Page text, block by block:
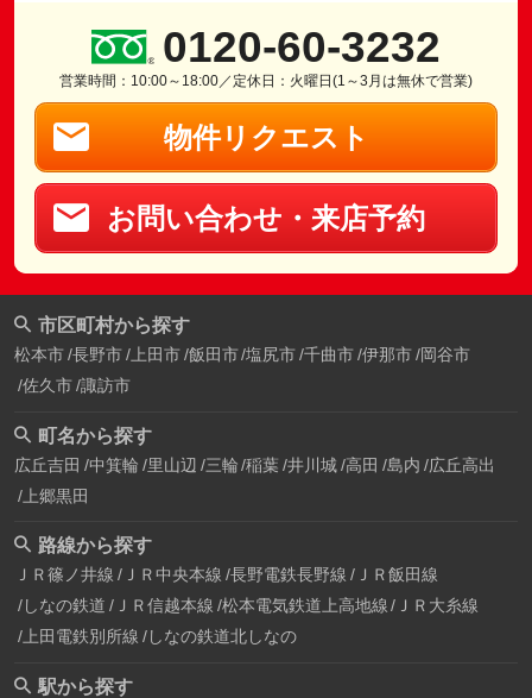
0120-60-3232
営業時間：10:00～18:00／定休日：火曜日(1～3月は無休で営業)
物件リクエスト
お問い合わせ・来店予約
市区町村から探す
松本市 長野市 上田市 飯田市 塩尻市 千曲市 伊那市 岡谷市
佐久市 諏訪市
町名から探す
広丘吉田 中箕輪 里山辺 三輪 稲葉 井川城 高田 島内 広丘高出
上郷黒田
路線から探す
ＪＲ篠ノ井線 ＪＲ中央本線 長野電鉄長野線 ＪＲ飯田線
しなの鉄道 ＪＲ信越本線 松本電気鉄道上高地線
ＪＲ大糸線
上田電鉄別所線 しなの鉄道北しなの
駅から探す